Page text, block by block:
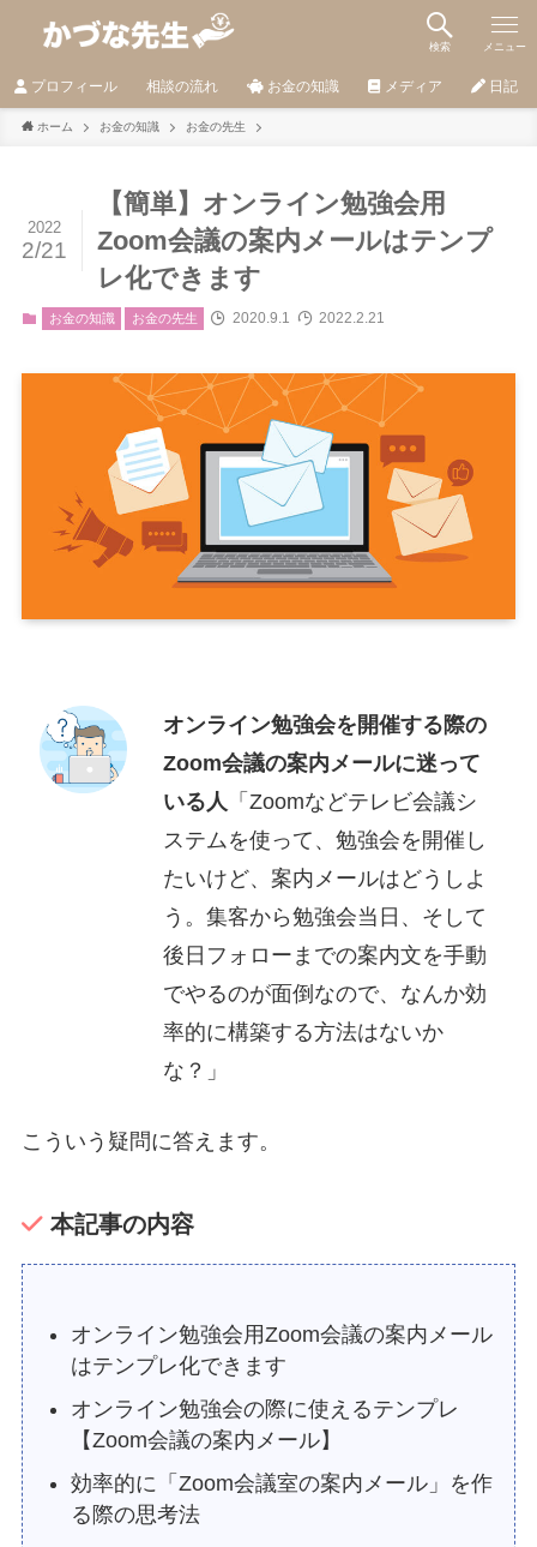
検索 メニュー
プロフィール 相談の流れ お金の知識 メディア 日記
ホーム お金の知識 お金の先生
【簡単】オンライン勉強会用
Zoom会議の案内メールはテンプ
レ化できます
2022
2/21
お金の知識 お金の先生 2020.9.1 2022.2.21
オンライン勉強会を開催する際の
Zoom会議の案内メールに迷って
いる人
「Zoomなどテレビ会議シ
ステムを使って、勉強会を開催し
たいけど、案内メールはどうしよ
う。集客から勉強会当日、そして
後日フォローまでの案内文を手動
でやるのが面倒なので、なんか効
率的に構築する方法はないか
な？」
こういう疑問に答えます。
本記事の内容
オンライン勉強会用Zoom会議の案内メール
はテンプレ化できます
オンライン勉強会の際に使えるテンプレ
【Zoom会議の案内メール】
効率的に「Zoom会議室の案内メール」を作
る際の思考法